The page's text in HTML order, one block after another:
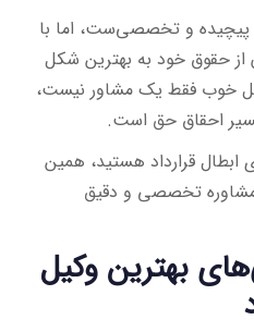
پیچیده و تخصصی‌ست، اما با
حقوق خود به بهترین شکل
خوب فقط یک مشاور نیست،
احقاق حق است.
ابطال قرارداد هستید، همین
مشاوره تخصصی و دقیق
بهترین وکیل